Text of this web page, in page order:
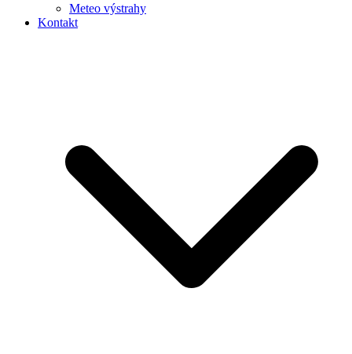
Meteo výstrahy
Kontakt